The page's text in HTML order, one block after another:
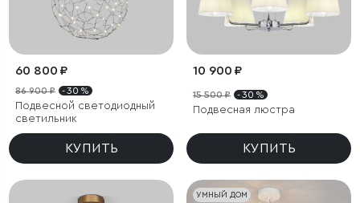
60 800 ₽
86 900 ₽ - 30 %
Подвесной светодиодный
светильник
КУПИТЬ
10 900 ₽
15 500 ₽ - 30 %
Подвесная люстра
КУПИТЬ
УМНЫЙ ДОМ